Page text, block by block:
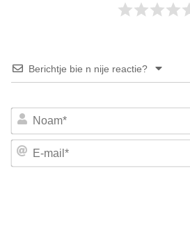
Berichtje bie n nije reactie?